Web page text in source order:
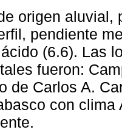
origen aluvial,
pendiente
(6.6). Las
fueron:
de Carlos A.
con